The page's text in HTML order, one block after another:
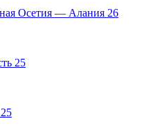
Осетия — Алания 26
25
25